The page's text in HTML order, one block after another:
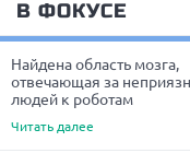
В ФОКУСЕ
Найдена область мозга,
отвечающая за
людей к роботам
Читать далее